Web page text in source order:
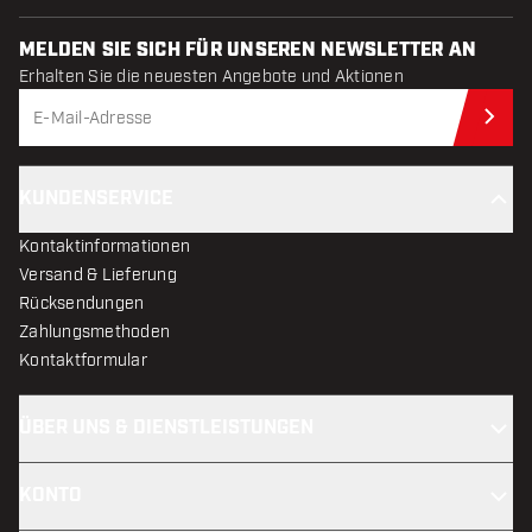
MELDEN SIE SICH FÜR UNSEREN NEWSLETTER AN
Erhalten Sie die neuesten Angebote und Aktionen
Kontaktinformationen
Versand & Lieferung
Rücksendungen
Zahlungsmethoden
Kontaktformular